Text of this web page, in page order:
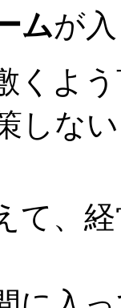
ムが
くよ
しな
て、